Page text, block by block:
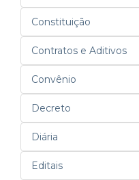
Constituição
Contratos e Aditivos
Convênio
Decreto
Diária
Editais